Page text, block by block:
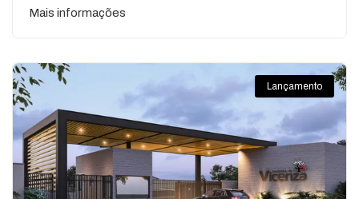
Mais informações
Lançamento